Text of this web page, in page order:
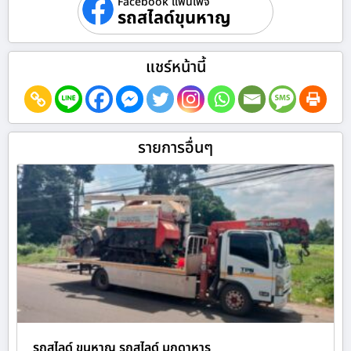
รถสไลด์ขุนหาญ
แชร์หน้านี้
รายการอื่นๆ